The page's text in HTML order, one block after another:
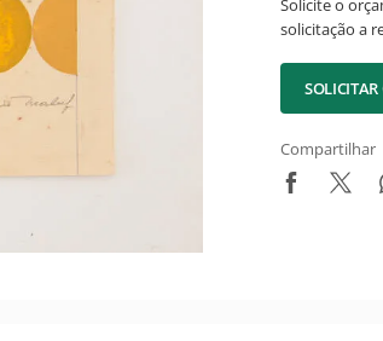
Solicite o
solicitação a
Compartilhar